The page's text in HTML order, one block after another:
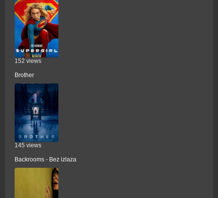
152 views
Brother
145 views
Backrooms - Bez izlaza